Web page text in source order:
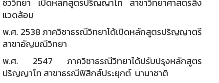
ชีววิทยา เปิดหลักสูตรปริญญาโท สาขาวิทยาศาสตร์สิ่ง
แวดล้อม
พ.ศ. 2538 ภาควิชาธรณีวิทยาได้เปิดหลักสูตรปริญญาตรี
สาขาอัญมณีวิทยา
พ.ศ. 2547 ภาควิชาธรณีวิทยาได้ปรับปรุงหลักสูตร
ปริญญาโท สาขาธรณีฟิสิกส์ประยุกต์ นานาชาติ